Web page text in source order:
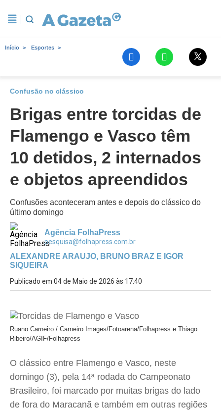
Início Esportes
Confusão no clássico
Brigas entre torcidas de
Flamengo e Vasco têm
10 detidos, 2 internados
e objetos apreendidos
Confusões aconteceram antes e depois do clássico do
último domingo
Agência FolhaPress
pesquisa@folhapress.com.br
ALEXANDRE ARAUJO, BRUNO BRAZ E IGOR
SIQUEIRA
Publicado em 04 de Maio de 2026 às 17:40
Ruano Carneiro / Carneiro Images/Fotoarena/Folhapress e Thiago
Ribeiro/AGIF/Folhapress
O clássico entre Flamengo e Vasco, neste
domingo (3), pela 14ª rodada do Campeonato
Brasileiro, foi marcado por muitas brigas do lado
de fora do Maracanã e também em outras regiões